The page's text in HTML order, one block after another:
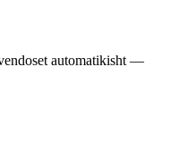
automatikisht —